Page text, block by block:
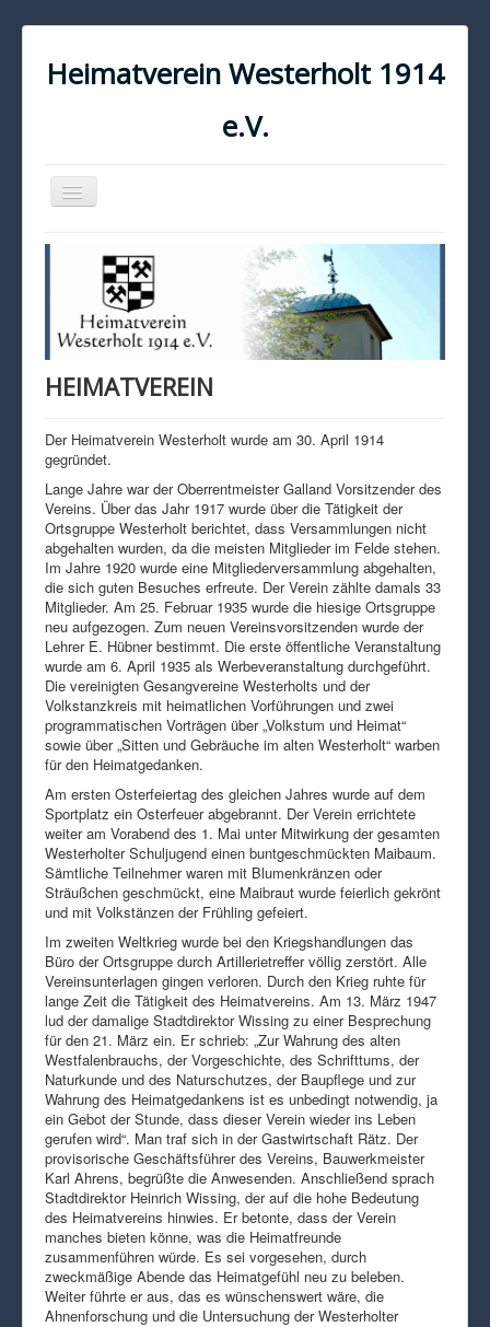
Heimatverein Westerholt 1914
e.V.
Navigation
an/aus
KONTAKT
IMPRESSUM
DATENSCHUTZ
HEIMATVEREIN
Der Heimatverein Westerholt wurde am 30. April 1914
gegründet.
Lange Jahre war der Oberrentmeister Galland Vorsitzender des
Vereins. Über das Jahr 1917 wurde über die Tätigkeit der
Ortsgruppe Westerholt berichtet, dass Versammlungen nicht
abgehalten wurden, da die meisten Mitglieder im Felde stehen.
Im Jahre 1920 wurde eine Mitgliederversammlung abgehalten,
die sich guten Besuches erfreute. Der Verein zählte damals 33
Mitglieder. Am 25. Februar 1935 wurde die hiesige Ortsgruppe
neu aufgezogen. Zum neuen Vereinsvorsitzenden wurde der
Lehrer E. Hübner bestimmt. Die erste öffentliche Veranstaltung
wurde am 6. April 1935 als Werbeveranstaltung durchgeführt.
Die vereinigten Gesangvereine Westerholts und der
Volkstanzkreis mit heimatlichen Vorführungen und zwei
programmatischen Vorträgen über „Volkstum und Heimat“
sowie über „Sitten und Gebräuche im alten Westerholt“ warben
für den Heimatgedanken.
Am ersten Osterfeiertag des gleichen Jahres wurde auf dem
Sportplatz ein Osterfeuer abgebrannt. Der Verein errichtete
weiter am Vorabend des 1. Mai unter Mitwirkung der gesamten
Westerholter Schuljugend einen buntgeschmückten Maibaum.
Sämtliche Teilnehmer waren mit Blumenkränzen oder
Sträußchen geschmückt, eine Maibraut wurde feierlich gekrönt
und mit Volkstänzen der Frühling gefeiert.
Im zweiten Weltkrieg wurde bei den Kriegshandlungen das
Büro der Ortsgruppe durch Artillerietreffer völlig zerstört. Alle
Vereinsunterlagen gingen verloren. Durch den Krieg ruhte für
lange Zeit die Tätigkeit des Heimatvereins. Am 13. März 1947
lud der damalige Stadtdirektor Wissing zu einer Besprechung
für den 21. März ein. Er schrieb: „Zur Wahrung des alten
Westfalenbrauchs, der Vorgeschichte, des Schrifttums, der
Naturkunde und des Naturschutzes, der Baupflege und zur
Wahrung des Heimatgedankens ist es unbedingt notwendig, ja
ein Gebot der Stunde, dass dieser Verein wieder ins Leben
gerufen wird“. Man traf sich in der Gastwirtschaft Rätz. Der
provisorische Geschäftsführer des Vereins, Bauwerkmeister
Karl Ahrens, begrüßte die Anwesenden. Anschließend sprach
Stadtdirektor Heinrich Wissing, der auf die hohe Bedeutung
des Heimatvereins hinwies. Er betonte, dass der Verein
manches bieten könne, was die Heimatfreunde
zusammenführen würde. Es sei vorgesehen, durch
zweckmäßige Abende das Heimatgefühl neu zu beleben.
Weiter führte er aus, das es wünschenswert wäre, die
Ahnenforschung und die Untersuchung der Westerholter